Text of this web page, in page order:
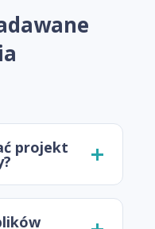
projekt